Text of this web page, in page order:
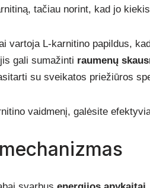
tačiau norint, kad jo
vartoja L-karnitino papildus, kad
gali sumažinti raumenų
su sveikatos priežiūros
vaidmenį, galėsite